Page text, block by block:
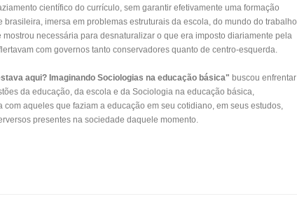
científico do currículo, sem garantir efetivamente uma formação
imersa em problemas estruturais da escola, do mundo do trabalho
necessária para desnaturalizar o que era imposto diariamente pela
com governos tanto conservadores quanto de centro-esquerda.
aqui? Imaginando Sociologias na educação básica" buscou enfrentar
da educação, da escola e da Sociologia na educação básica,
aqueles que faziam a educação em seu cotidiano, em seus estudos,
presentes na sociedade daquele momento.